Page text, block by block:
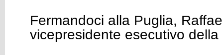
Fermandoci alla Puglia,
vicepresidente esecutivo